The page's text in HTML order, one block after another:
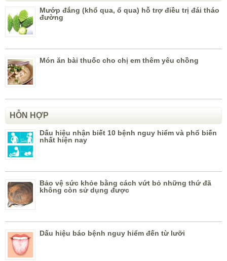
Mướp đắng (khổ qua, ổ qua) hỗ trợ điều trị đái tháo
đường
Món ăn bài thuốc cho chị em thêm yêu chồng
HỖN HỢP
Dấu hiệu nhận biết 10 bệnh nguy hiểm và phổ biến
nhất hiện nay
Bảo vệ sức khỏe bằng cách vứt bỏ những thứ đã
không còn sử dụng được
Dấu hiệu báo bệnh nguy hiểm đến từ lưỡi